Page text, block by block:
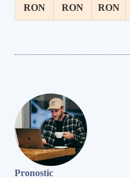
RON
RON
RON
Pronostic